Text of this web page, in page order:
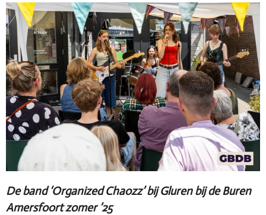
De band ‘Organized Chaozz’ bij Gluren bij de Buren
Amersfoort zomer ’25